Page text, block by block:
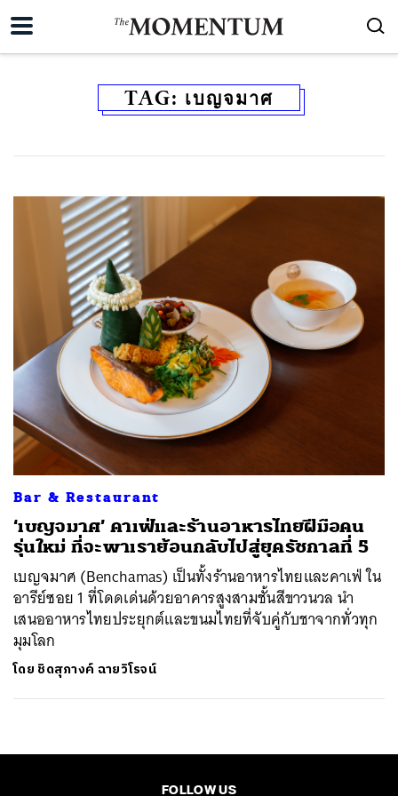
TAG: เบญจมาศ
Bar & Restaurant
‘เบญจมาศ’ คาเฟ่และร้านอาหารไทยฝีมือคน
รุ่นใหม่ ที่จะพาเราย้อนกลับไปสู่ยุครัชกาลที่ 5
เบญจมาศ (Benchamas) เป็นทั้งร้านอาหารไทยและคาเฟ่ ใน
อารีย์ซอย 1 ที่โดดเด่นด้วยอาคารสูงสามชั้นสีขาวนวล นำ
เสนออาหารไทยประยุกต์และขนมไทยที่จับคู่กับชาจากทั่วทุก
มุมโลก
โดย ชิดสุภางค์ ฉายวิโรจน์
FOLLOW US
ค้นหา
SHARE TWEET